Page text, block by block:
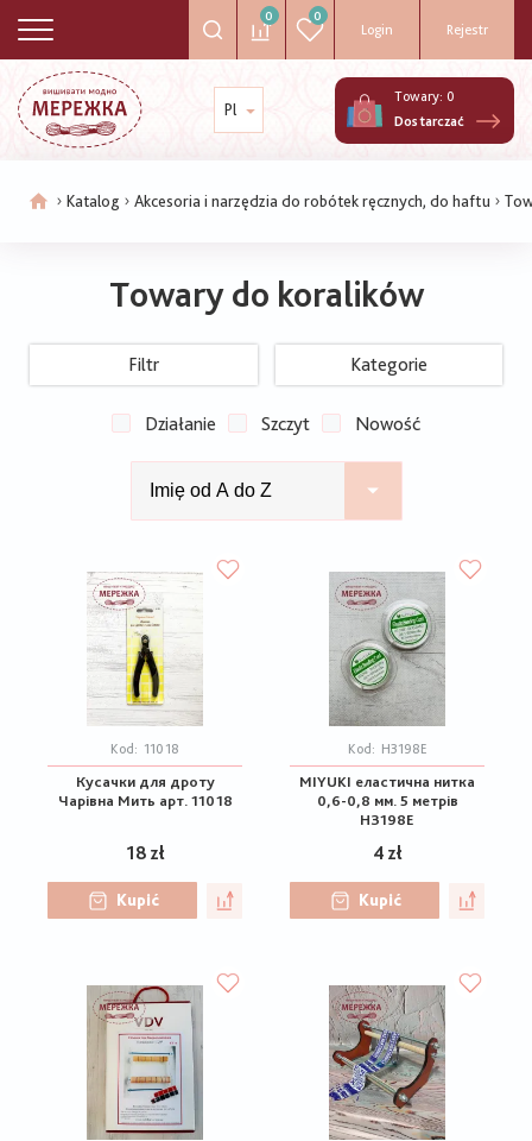
0 0
Login Rejestr
Pl
Towary: 0
Dostarczać
ŚcieżkaKatalog Akcesoria i narzędzia do robótek ręcznych, do haftu
Towary do koralików
Filtr Kategorie
Działanie Szczyt Nowość
Kod: 11018
Кусачки для дроту
Чарівна Мить арт. 11018
18 zł
Kupić
Kod: H3198E
MIYUKI еластична нитка
0,6-0,8 мм. 5 метрів
H3198E
4 zł
Kupić